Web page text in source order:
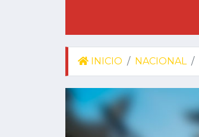
INICIO NACIONAL